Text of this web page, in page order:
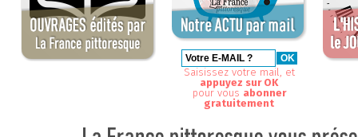
Saisissez votre mail, et
appuyez sur OK
pour vous abonner
gratuitement